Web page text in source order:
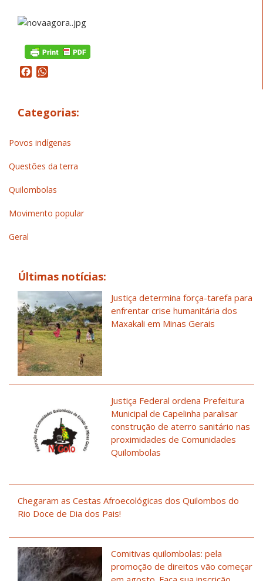
Facebook
Categorias:
Povos indígenas
Questões da terra
Quilombolas
Movimento popular
Geral
Últimas notícias:
Justiça determina força-tarefa para
enfrentar crise humanitária dos
Maxakali em Minas Gerais
Justiça Federal ordena Prefeitura
Municipal de Capelinha paralisar
construção de aterro sanitário nas
proximidades de Comunidades
Quilombolas
Chegaram as Cestas Afroecológicas dos Quilombos do
Rio Doce de Dia dos Pais!
Comitivas quilombolas: pela
promoção de direitos vão começar